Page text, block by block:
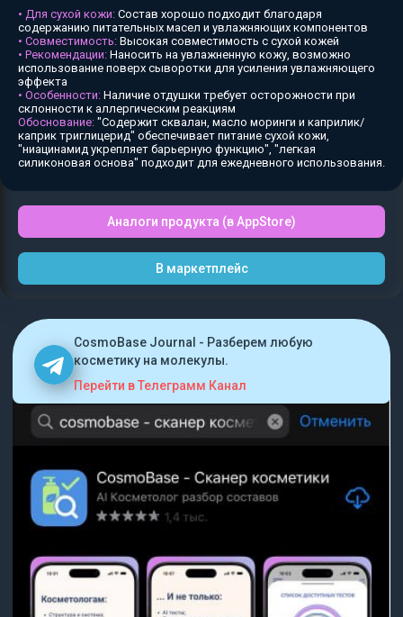
• Для сухой кожи: Состав хорошо подходит благодаря
содержанию питательных масел и увлажняющих компонентов
• Совместимость: Высокая совместимость с сухой кожей
• Рекомендации: Наносить на увлажненную кожу, возможно
использование поверх сыворотки для усиления увлажняющего
эффекта
• Особенности: Наличие отдушки требует осторожности при
склонности к аллергическим реакциям
Обоснование: "Содержит сквалан, масло моринги и каприлик/
каприк триглицерид" обеспечивает питание сухой кожи,
"ниацинамид укрепляет барьерную функцию", "легкая
силиконовая основа" подходит для ежедневного использования.
Аналоги продукта (в AppStore)
В маркетплейс
CosmoBase Journal - Разберем любую
косметику на молекулы.
Перейти в Телеграмм Канал